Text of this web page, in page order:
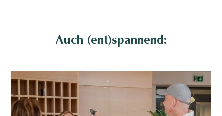
Auch (ent)spannend: